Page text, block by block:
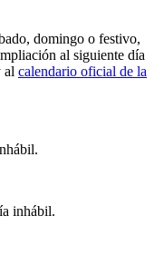
domingo o festivo,
al siguiente día
al calendario oficial de la
inhábil.